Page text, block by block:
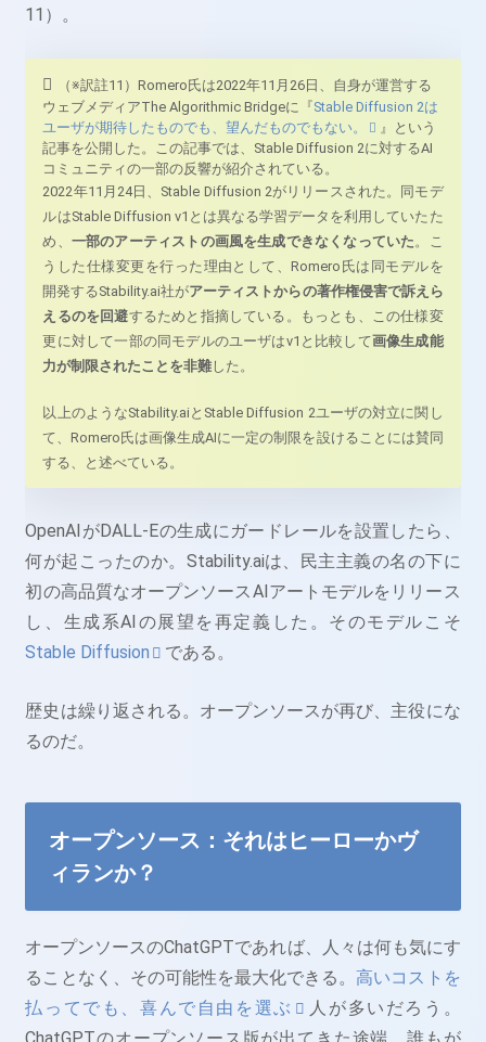
11）。
（※訳註11）Romero氏は2022年11月26日、自身が運営する
ウェブメディアThe Algorithmic Bridgeに『Stable Diffusion 2は
ユーザが期待したものでも、望んだものでもない。
』という
記事を公開した。この記事では、Stable Diffusion 2に対するAI
コミュニティの一部の反響が紹介されている。
2022年11月24日、Stable Diffusion 2がリリースされた。同モデ
ルはStable Diffusion v1とは異なる学習データを利用していたた
め、 一部のアーティストの画風を生成できなくなっていた 。こ
うした仕様変更を行った理由として、Romero氏は同モデルを
開発するStability.ai社がアーティストからの著作権侵害で訴えら
えるのを回避するためと指摘している。もっとも、この仕様変
更に対して一部の同モデルのユーザはv1と比較して画像生成能
力が制限されたことを非難 した。
以上のようなStability.aiとStable Diffusion 2ユーザの対立に関し
て、Romero氏は画像生成AIに一定の制限を設けることには賛同
する、と述べている。
OpenAIがDALL-Eの生成にガードレールを設置したら、
何が起こったのか。Stability.aiは、民主主義の名の下に
初の高品質なオープンソースAIアートモデルをリリース
し、生成系AIの展望を再定義した。そのモデルこそ
Stable Diffusion
である。
歴史は繰り返される。オープンソースが再び、主役にな
るのだ。
オープンソース：それはヒーローかヴ
ィランか？
オープンソースのChatGPTであれば、人々は何も気にす
ることなく、その可能性を最大化できる。高いコストを
払ってでも、喜んで自由を選ぶ
人が多いだろう。
ChatGPTのオープンソース版が出てきた途端、誰もが